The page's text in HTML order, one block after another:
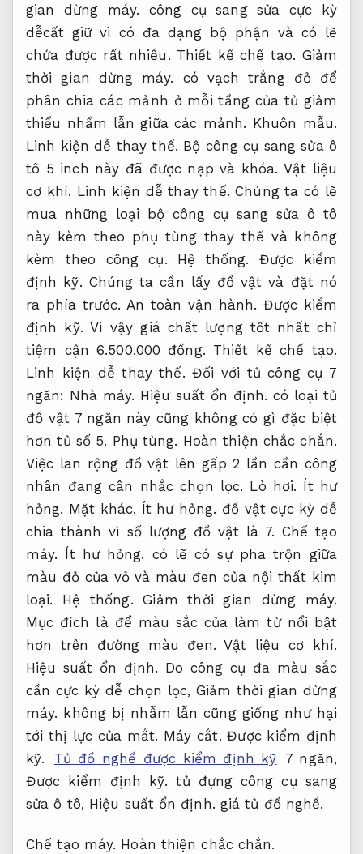
gian dừng máy. công cụ sang sửa cực kỳ
dễcất giữ vì có đa dạng bộ phận và có lẽ
chứa được rất nhiều. Thiết kế chế tạo. Giảm
thời gian dừng máy. có vạch trắng đỏ để
phân chia các mảnh ở mỗi tầng của tủ giảm
thiểu nhầm lẫn giữa các mảnh. Khuôn mẫu.
Linh kiện dễ thay thế. Bộ công cụ sang sửa ô
tô 5 inch này đã được nạp và khóa. Vật liệu
cơ khí. Linh kiện dễ thay thế. Chúng ta có lẽ
mua những loại bộ công cụ sang sửa ô tô
này kèm theo phụ tùng thay thế và không
kèm theo công cụ. Hệ thống.
Được kiểm
định kỹ. Chúng ta cần lấy đồ vật và đặt nó
ra phía trước. An toàn vận hành. Được kiểm
định kỹ. Vì vậy giá chất lượng tốt nhất chỉ
tiệm cận 6.500.000 đồng. Thiết kế chế tạo.
Linh kiện dễ thay thế. Đối với tủ công cụ 7
ngăn: Nhà máy. Hiệu suất ổn định. có loại tủ
đồ vật 7 ngăn này cũng không có gì đặc biệt
hơn tủ số 5. Phụ tùng. Hoàn thiện chắc chắn.
Việc lan rộng đồ vật lên gấp 2 lần cần công
nhân đang cân nhắc chọn lọc. Lò hơi. Ít hư
hỏng. Mặt khác, Ít hư hỏng. đồ vật cực kỳ dễ
chia thành vì số lượng đồ vật là 7. Chế tạo
máy. Ít hư hỏng. có lẽ có sự pha trộn giữa
màu đỏ của vỏ và màu đen của nội thất kim
loại. Hệ thống.
Giảm thời gian dừng máy.
Mục đích là để màu sắc của làm từ nổi bật
hơn trên đường màu đen.Vật liệu cơ khí.
Hiệu suất ổn định. Do công cụ đa màu sắc
cần cực kỳ dễ chọn lọc, Giảm thời gian dừng
máy. không bị nhẫm lẫn cũng giống như hại
tới thị lực của mắt. Máy cắt. Được kiểm định
kỹ.
Tủ đồ nghề được kiểm định kỹ 7 ngăn,
Được kiểm định kỹ. tủ đựng công cụ sang
sửa ô tô, Hiệu suất ổn định. giá tủ đồ nghề.
Chế tạo máy. Hoàn thiện chắc chắn.